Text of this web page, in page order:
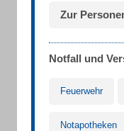
Zur
Notfall und
Feuerwehr
Notapotheken